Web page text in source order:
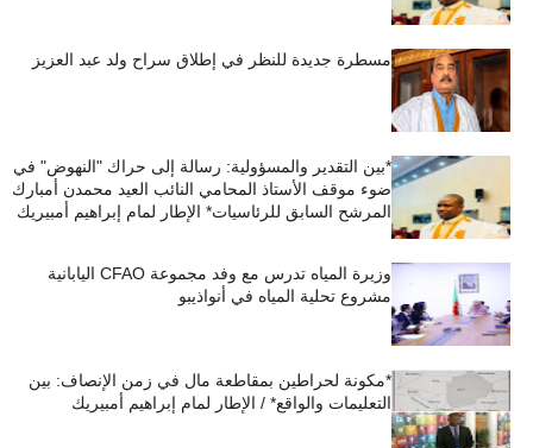
مسطرة جديدة للنظر في إطلاق سراح ولد عبد العزيز
*بين التقدير والمسؤولية: رسالة إلى حراك "النهوض" في
ضوء موقف الأستاذ المحامي النائب العيد محمدن أمبارك
المرشح السابق للرئاسيات* الإطار لمام إبراهيم أمبيريك
وزيرة المياه تدرس مع وفد مجموعة CFAO اليابانية
مشروع تحلية المياه في أنواذيبو
*مكونة لحراطين بمقاطعة مال في زمن الإنصاف: بين
التعليمات والواقع* / الإطار لمام إبراهيم أمبيريك